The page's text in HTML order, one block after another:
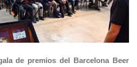
de premios del Barcelona Beer